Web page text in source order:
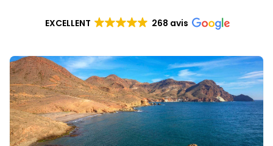
EXCELLENT 268 avis